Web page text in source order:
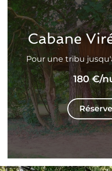
Cabane
Pour une tribu
180 €/